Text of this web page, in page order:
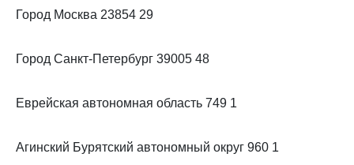
Город Москва 23854 29
Город Санкт-Петербург 39005 48
Еврейская автономная область 749 1
Агинский Бурятский автономный округ 960 1